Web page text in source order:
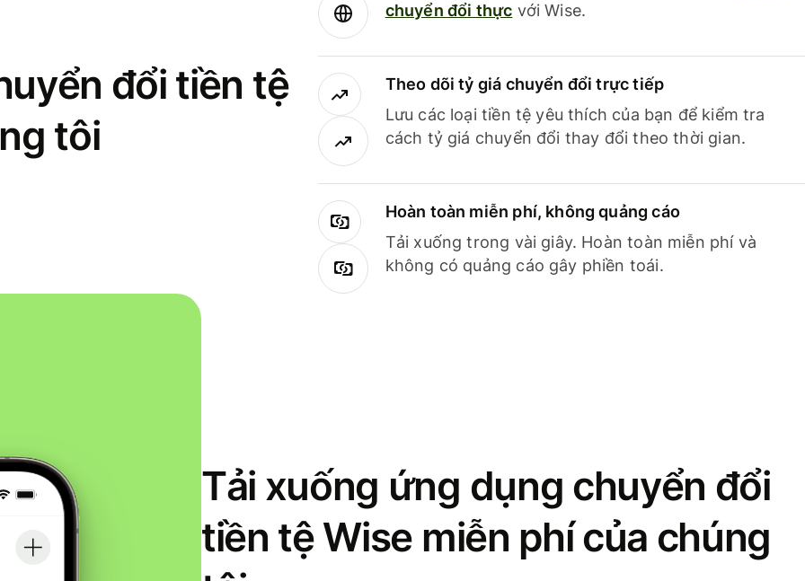
đổi tiền tệ
tôi
chuyển đổi thực với Wise.
Theo dõi tỷ giá chuyển đổi trực tiếp
Lưu các loại tiền tệ yêu thích của bạn để kiểm tra
cách tỷ giá chuyển đổi thay đổi theo thời gian.
Hoàn toàn miễn phí, không quảng cáo
Tải xuống trong vài giây. Hoàn toàn miễn phí và
không có quảng cáo gây phiền toái.
Tải xuống ứng dụng chuyển đổi
tiền tệ Wise miễn phí của chúng